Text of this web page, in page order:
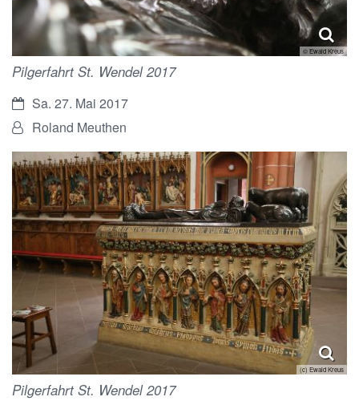
© Ewald Kreus
Pilgerfahrt St. Wendel 2017
Datum:Sa. 27. Mai 2017
Von:Roland Meuthen
(c) Ewald Kreus
Pilgerfahrt St. Wendel 2017